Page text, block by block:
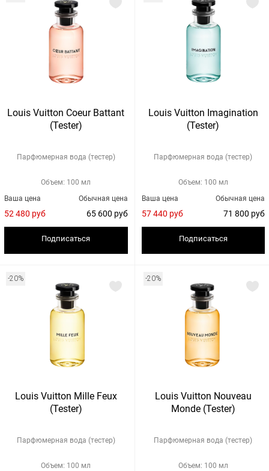
Louis Vuitton Coeur Battant
(Tester)
Парфюмерная вода (тестер)
Объем: 100 мл
Обычная цена
65 600 руб
Ваша цена
52 480 руб
Подписаться
Louis Vuitton Imagination
(Tester)
Парфюмерная вода (тестер)
Объем: 100 мл
Обычная цена
71 800 руб
Ваша цена
57 440 руб
Подписаться
-20%
Louis Vuitton Mille Feux
(Tester)
Парфюмерная вода (тестер)
Объем: 100 мл
-20%
Louis Vuitton Nouveau
Monde (Tester)
Парфюмерная вода (тестер)
Объем: 100 мл